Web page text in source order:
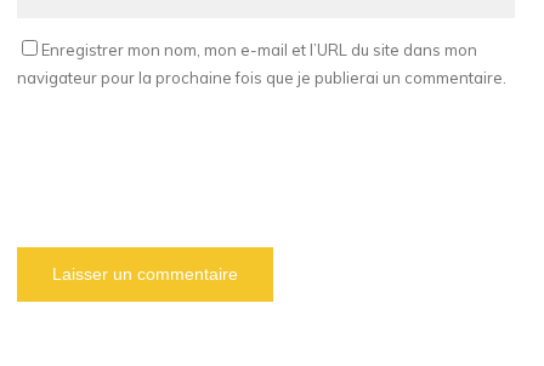
Enregistrer mon nom, mon e-mail et l’URL du site dans mon
navigateur pour la prochaine fois que je publierai un commentaire.